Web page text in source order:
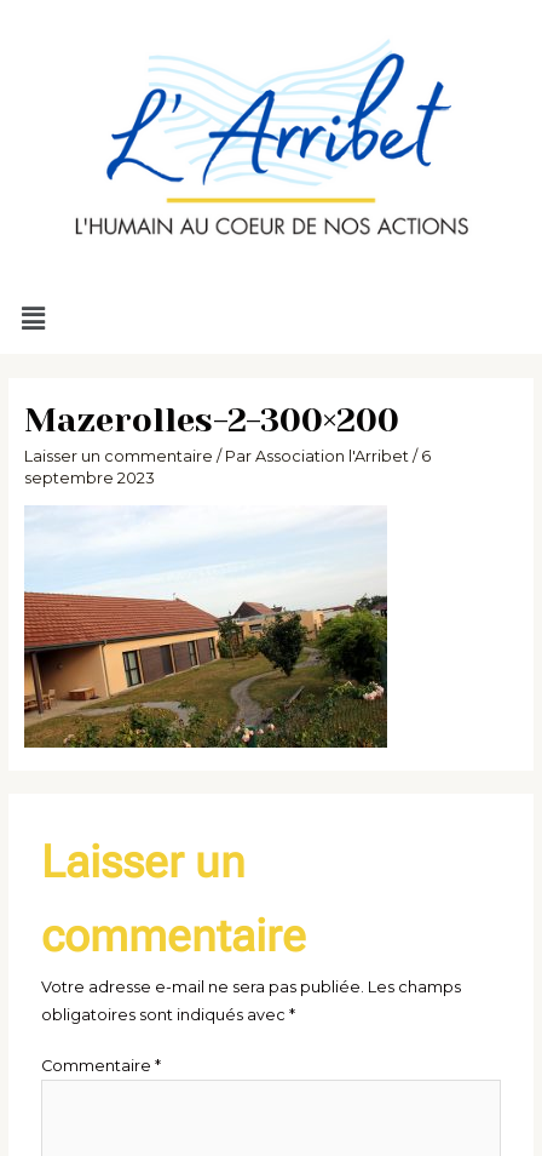
Menu
Mazerolles-2-300×200
Laisser un commentaire / Par Association l'Arribet / 6
septembre 2023
Laisser un
commentaire
Votre adresse e-mail ne sera pas publiée. Les champs
obligatoires sont indiqués avec*
Commentaire*